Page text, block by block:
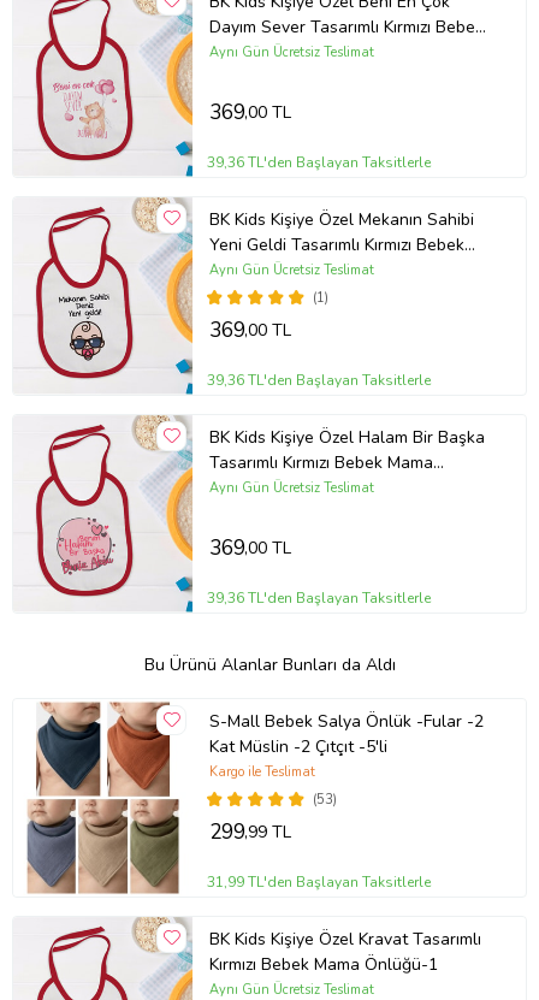
Dayım Sever Tasarımlı Kırmızı Bebek
Mama Önlüğü-1
Aynı Gün Ücretsiz Teslimat
369,00 TL
39,36 TL'den Başlayan Taksitlerle
BK Kids Kişiye Özel Mekanın Sahibi
Yeni Geldi Tasarımlı Kırmızı Bebek
Mama Önlüğü-1
(1)
Aynı Gün Ücretsiz Teslimat
369,00 TL
39,36 TL'den Başlayan Taksitlerle
BK Kids Kişiye Özel Halam Bir Başka
Tasarımlı Kırmızı Bebek Mama
Önlüğü-2
Aynı Gün Ücretsiz Teslimat
369,00 TL
39,36 TL'den Başlayan Taksitlerle
Bu Ürünü Alanlar Bunları da Aldı
S-Mall Bebek Salya Önlük -Fular -2
Kat Müslin -2 Çıtçıt -5'li
(53)
Kargo ile Teslimat
299,99 TL
31,99 TL'den Başlayan Taksitlerle
BK Kids Kişiye Özel Kravat Tasarımlı
Kırmızı Bebek Mama Önlüğü-1
Aynı Gün Ücretsiz Teslimat